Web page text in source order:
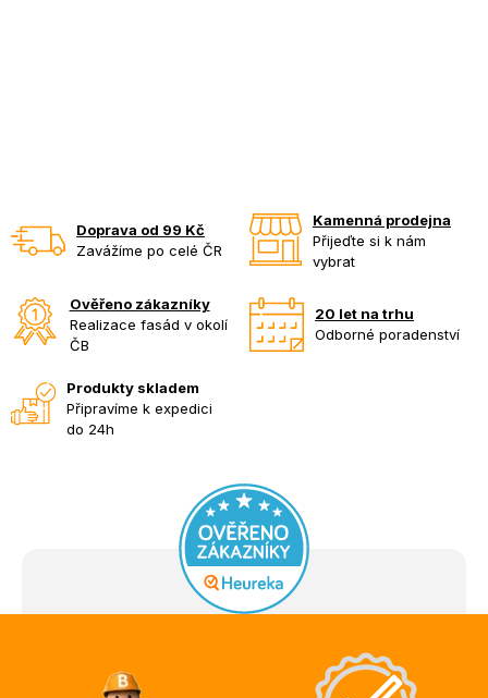
Doprava od 99 Kč
Zavážíme po celé ČR
Kamenná prodejna
Přijeďte si k nám
vybrat
Ověřeno zákazníky
Realizace fasád v okolí
ČB
20 let na trhu
Odborné poradenství
Produkty skladem
Připravíme k expedici
do 24h